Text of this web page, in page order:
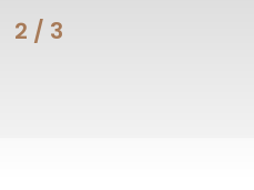
2 / 3